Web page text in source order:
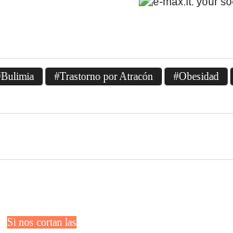
Bulimia Trastorno por Atracón Obesidad
Si nos cortan las